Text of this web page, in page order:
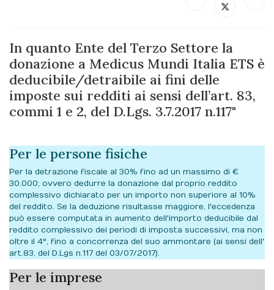
In quanto Ente del Terzo Settore la
donazione a Medicus Mundi Italia ETS è
deducibile/detraibile ai fini delle
imposte sui redditi ai sensi dell’art. 83,
commi 1 e 2, del D.Lgs. 3.7.2017 n.117"
Per le persone fisiche
Per la detrazione fiscale al 30% fino ad un massimo di €
30.000; ovvero dedurre la donazione dal proprio reddito
complessivo dichiarato per un importo non superiore al 10%
del reddito. Se la deduzione risultasse maggiore, l'eccedenza
può essere computata in aumento dell'importo deducibile dal
reddito complessivo dei periodi di imposta successivi, ma non
oltre il 4°, fino a concorrenza del suo ammontare (ai sensi dell'
art.83, del D.Lgs n.117 del 03/07/2017).
Per le imprese